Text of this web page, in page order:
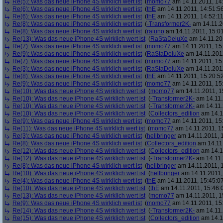
Re(5): Was das neue iPhone 4S wirklich wert ist (momo77 am 14.11.2011,
Re(6): Was das neue iPhone 4S wirklich wert ist (thE am 14.11.2011,
Re(6): Was das neue iPhone 4S wirklich wert ist (thE am 14.11.2011,
Re(8): Was das neue iPhone 4S wirklich wert ist (-Transformer2K- am
Re(8): Was das neue iPhone 4S wirklich wert ist (raiuno am 14.11.2011,
Re(13): Was das neue iPhone 4S wirklich wert ist (RaStaDeluXe am
Re(7): Was das neue iPhone 4S wirklich wert ist (momo77 am 14.11.2011,
Re(9): Was das neue iPhone 4S wirklich wert ist (RaStaDeluXe am
Re(7): Was das neue iPhone 4S wirklich wert ist (momo77 am 14.11.2011,
Re(3): Was das neue iPhone 4S wirklich wert ist (RaStaDeluXe am
Re(8): Was das neue iPhone 4S wirklich wert ist (thE am 14.11.2011,
Re(9): Was das neue iPhone 4S wirklich wert ist (momo77 am 14.11.2011,
Re(10): Was das neue iPhone 4S wirklich wert ist (momo77 am 14.11.2011,
Re(10): Was das neue iPhone 4S wirklich wert ist (-Transformer2K- am
Re(10): Was das neue iPhone 4S wirklich wert ist (-Transformer2K- am
Re(10): Was das neue iPhone 4S wirklich wert ist (Collectors_edition am
Re(9): Was das neue iPhone 4S wirklich wert ist (momo77 am 14.11.2011,
Re(11): Was das neue iPhone 4S wirklich wert ist (momo77 am 14.11.2011,
Re(3): Was das neue iPhone 4S wirklich wert ist (hellbringer am 14.11.2011,
Re(8): Was das neue iPhone 4S wirklich wert ist (Collectors_edition am
Re(12): Was das neue iPhone 4S wirklich wert ist (Collectors_edition am
Re(12): Was das neue iPhone 4S wirklich wert ist (-Transformer2K- am
Re(8): Was das neue iPhone 4S wirklich wert ist (hellbringer am 14.11.2011,
Re(10): Was das neue iPhone 4S wirklich wert ist (hellbringer am
Re(4): Was das neue iPhone 4S wirklich wert ist (thE am 14.11.2011,
Re(10): Was das neue iPhone 4S wirklich wert ist (thE am 14.11.2011,
Re(13): Was das neue iPhone 4S wirklich wert ist (momo77 am 14.11.2011,
Re(9): Was das neue iPhone 4S wirklich wert ist (momo77 am 14.11.2011,
Re(14): Was das neue iPhone 4S wirklich wert ist (-Transformer2K- am
Re(15): Was das neue iPhone 4S wirklich wert ist (Collectors_edition am